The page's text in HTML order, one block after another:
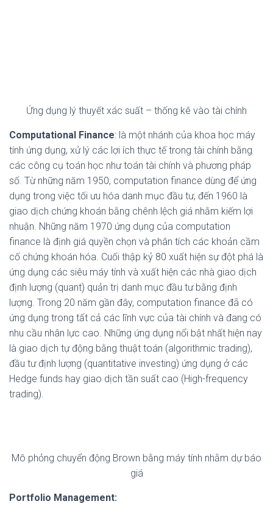
Ứng dụng lý thuyết xác suất – thống kê vào tài chính
Computational Finance: là một nhánh của khoa học máy
tính ứng dụng, xử lý các lợi ích thực tế trong tài chính bằng
các công cụ toán học như toán tài chính và phương pháp
số. Từ những năm 1950, computation finance dùng để ứng
dụng trong việc tối ưu hóa danh mục đầu tư, đến 1960 là
giao dịch chứng khoán bằng chênh lệch giá nhằm kiếm lợi
nhuận. Những năm 1970 ứng dụng của computation
finance là định giá quyền chọn và phân tích các khoản cầm
cố chứng khoán hóa. Cuối thập kỷ 80 xuất hiện sự đột phá là
ứng dụng các siêu máy tính và xuất hiện các nhà giao dịch
định lượng (quant) quản trị danh mục đầu tư bằng định
lượng. Trong 20 năm gần đây, computation finance đã có
ứng dụng trong tất cả các lĩnh vực của tài chính và đang có
nhu cầu nhân lực cao. Những ứng dụng nổi bật nhất hiện nay
là giao dịch tự động bằng thuật toán (algorithmic trading),
đầu tư định lượng (quantitative investing) ứng dụng ở các
Hedge funds hay giao dịch tần suất cao (High-frequency
trading).
Mô phỏng chuyển động Brown bằng máy tính nhằm dự báo
giá
Portfolio Management: